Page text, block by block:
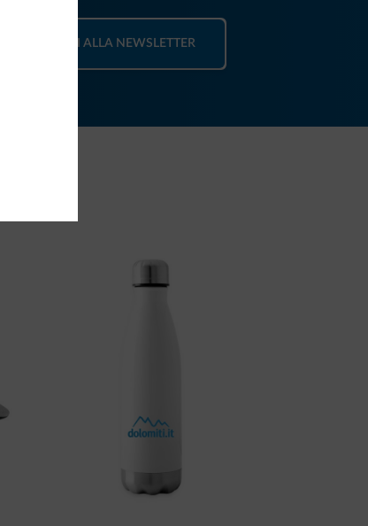
ISCRIVITI ALLA NEWSLETTER